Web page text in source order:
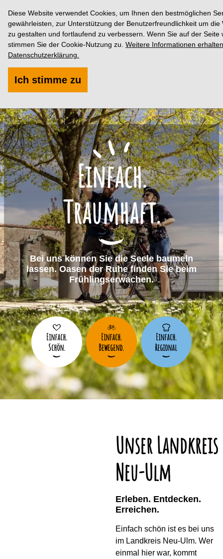
Diese Website verwendet Cookies, um Ihnen den bestmöglichen
gewährleisten, zur Unterstützung der Benutzerfreundlichkeit um die
zu gestalten und fortlaufend zu verbessern. Wenn Sie auf der Seite
stimmen Sie der Cookie-Nutzung zu. Weitere Informationen
Datenschutzerklärung.
Ich stimme zu
Einfach.
Traumhaft.
Bei uns können Sie die Seele baumeln
lassen. Oasen der Ruhe finden Sie beim
Frühlingserwachen.
Einfach.
Schön.
Einfach.
Bewegend.
Einfach.
Regional
Unser Landkreis
Neu-Ulm
Erleben. Entdecken.
Erreichen.
Einfach schön ist es bei uns
im Landkreis Neu-Ulm. Wer
einmal hier war, kommt